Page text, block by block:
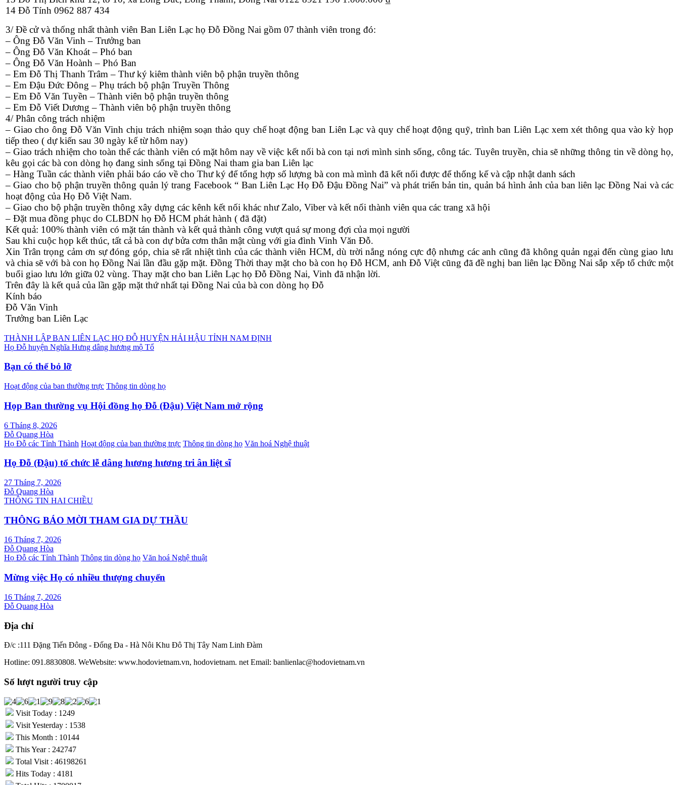
14 Đỗ Tính 0962 887 434
3/ Đề cử và thống nhất thành viên Ban Liên Lạc họ Đỗ Đồng Nai gồm 07 thành viên trong đó:
– Ông Đỗ Văn Vinh – Trưởng ban
– Ông Đỗ Văn Khoát – Phó ban
– Ông Đỗ Văn Hoành – Phó Ban
– Em Đỗ Thị Thanh Trâm – Thư ký kiêm thành viên bộ phận truyền thông
– Em Đậu Đức Đông – Phụ trách bộ phận Truyền Thông
– Em Đỗ Văn Tuyền – Thành viên bộ phận truyền thông
– Em Đỗ Viết Dương – Thành viên bộ phận truyền thông
4/ Phân công trách nhiệm
– Giao cho ông Đỗ Văn Vinh chịu trách nhiệm soạn thảo quy chế hoạt động ban Liên Lạc và quy chế hoạt động quỹ, trình ban Liên Lạc xem xét thông qua vào kỳ họp
tiếp theo ( dự kiến sau 30 ngày kể từ hôm nay)
– Giao trách nhiệm cho toàn thể các thành viên có mặt hôm nay về việc kết nối bà con tại nơi mình sinh sống, công tác. Tuyên truyền, chia sẽ những thông tin về dòng họ,
kêu gọi các bà con dòng họ đang sinh sống tại Đồng Nai tham gia ban Liên lạc
– Hàng Tuần các thành viên phải báo cáo về cho Thư ký để tổng hợp số lượng bà con mà mình đã kết nối được để thống kế và cập nhật danh sách
– Giao cho bộ phận truyền thông quản lý trang Facebook “ Ban Liên Lạc Họ Đỗ Đậu Đồng Nai” và phát triển bản tin, quản bá hình ảnh của ban liên lạc Đồng Nai và các
hoạt động của Họ Đỗ Việt Nam.
– Giao cho bộ phận truyền thông xây dựng các kênh kết nối khác như Zalo, Viber và kết nối thành viên qua các trang xã hội
– Đặt mua đồng phục do CLBDN họ Đỗ HCM phát hành ( đã đặt)
Kết quả: 100% thành viên có mặt tán thành và kết quả thành công vượt quá sự mong đợi của mọi người
Sau khi cuộc họp kết thúc, tất cả bà con dự bửa cơm thân mật cùng với gia đình Vinh Văn Đỗ.
Xin Trân trọng cảm ơn sự đóng góp, chia sẽ rất nhiệt tình của các thành viên HCM, dù trời nắng nóng cực độ nhưng các anh cũng đã không quản ngại đến cùng giao lưu
và chia sẽ với bà con họ Đồng Nai lần đầu gặp mặt. Đồng Thời thay mặt cho bà con họ Đỗ HCM, anh Đỗ Việt cũng đã đề nghị ban liên lạc Đồng Nai sắp xếp tổ chức một
buổi giao lưu lớn giữa 02 vùng. Thay mặt cho ban Liên Lạc họ Đỗ Đồng Nai, Vinh đã nhận lời.
Trên đây là kết quả của lần gặp mặt thứ nhất tại Đồng Nai của bà con dòng họ Đỗ
Kính báo
Đỗ Văn Vinh
Trưởng ban Liên Lạc
Điều
hướng
bài
viết
THÀNH LẬP BAN LIÊN LẠC HỌ ĐỖ HUYỆN HẢI HẬU TỈNH NAM ĐỊNH
Họ Đỗ huyện Nghĩa Hưng dâng hương mộ Tổ
Bạn có thể bỏ lỡ
Hoạt động của ban thường trực Thông tin dòng họ
Họp Ban thường vụ Hội đồng họ Đỗ (Đậu) Việt Nam mở rộng
6 Tháng 8, 2026
Đỗ Quang Hòa
Họ Đỗ các Tỉnh Thành Hoạt động của ban thường trực Thông tin dòng họ Văn hoá Nghệ thuật
Họ Đỗ (Đậu) tổ chức lễ dâng hương hương tri ân liệt sĩ
27 Tháng 7, 2026
Đỗ Quang Hòa
THÔNG TIN HAI CHIỀU
THÔNG BÁO MỜI THAM GIA DỰ THẦU
16 Tháng 7, 2026
Đỗ Quang Hòa
Họ Đỗ các Tỉnh Thành Thông tin dòng họ Văn hoá Nghệ thuật
Mừng việc Họ có nhiều thượng chuyển
16 Tháng 7, 2026
Đỗ Quang Hòa
Địa chỉ
Đ/c :111 Đặng Tiến Đông - Đống Đa - Hà Nôi Khu Đô Thị Tây Nam Linh Đàm
Hotline: 091.8830808. WeWebsite: www.hodovietnam.vn, hodovietnam. net Email: banlienlac@hodovietnam.vn
Số lượt người truy cập
Visit Today : 1249
Visit Yesterday : 1538
This Month : 10144
This Year : 242747
Total Visit : 46198261
Hits Today : 4181